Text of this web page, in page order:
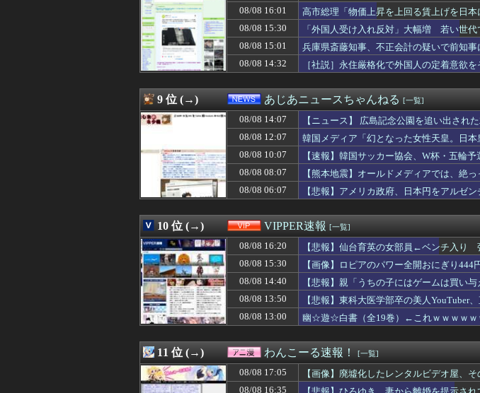
08/08 16:29
軽自動車に”軽油”を入れちゃ絶対ダメ～！ セルフスタ
08/08 16:29
【巨人対ヤクルト18回戦】巨人・浦田、3回裏1アウト
08/08 16:28
【悲報】ワンピースの原作者、尾田栄一郎先生51歳「あ
08/08 16:26
山口ホームラン狙いすぎて悪い癖出ちゃってない？
08/08 16:25
ヘンタイがいたんだけど兄貴じゃないよね
08/08 16:25
ああ…ついに20年目でビルトインガスコンロの火がつか
08/08 16:25
【悲報】生挿入にビビってる女多すぎだろｗｗｗｗｗｗ
08/08 16:25
チェンソーマン2部のこのキャラ何だったの…？ 何を伝
08/08 16:25
当然4強もだろ 〜 日本人主審も該当か 韓国サッカー
【ジエンゴ】巨人、3回裏1アウト満塁から竹丸が押し
【悲報】韓国サッカー協会に性接待疑惑、「Jリーグの
08/08 16:21
MDL｢秋葉原店オープン記念！キーボード900台･マウス
08/08 16:20
【悲報】仙台育英の女部員←ベンチ入り 強豪校のジャ
08/08 16:19
【エヴァンゲリオン】ロボ道「エヴァンゲリオン弐号機
08/08 16:19
大谷ドジャースがサヨナラ負けで7連敗！←「佐々木朗
08/08 16:16
【悲報】米卸・木徳神糧、経常利益が前年同期比84.1％
08/08 16:15
阪神タイガース、得失点差+58で貯金12
08/08 16:15
子育てママ達の「勉強って必要？」にモヤモヤ。その
08/08 16:12
【悲報】ドン・キホーテ、『悲惨な状態』になってしま
08/08 16:12
【巨人対ヤクルト18回戦】巨人、3回裏無死二三塁から
08/08 16:12
嫁の手作りのベビー用品を父が他人にプレゼント。許
08/08 16:11
外国人「東京で謎の動物を見たんだけどコイツの正体分
08/08 16:10
【ウマ娘】「もう来週」 なんで今回のLOHこんな早い
08/08 16:10
【急増】「外国人受け入れ反対」56.3％に わずか2年
08/08 16:10
【画像】美人レースクイーンの透け透けぽっちゃり腹、
08/08 16:10
【画像】女子さん、ヌードデッサンでチ〇コをガン見し
08/08 16:10
お前らずっと「今PC買うのは時期が悪い」って言って
08/08 16:10
左翼市民団体、広島では通用せず「人殺しの汚い足で広
08/08 16:01
高市総理「物価上昇を上回る賃上げを日
08/08 15:30
「外国人受け入れ反対」大幅増 若い世代
08/08 15:01
兵庫県斎藤知事、不正会計の疑いで前知
08/08 14:32
［社説］永住厳格化で外国人の定着意欲を
9 位 (→) あじあニュースちゃんねる [一覧]
08/08 14:07
【ニュース】 広島記念公園を追い出され
08/08 12:07
韓国メディア「幻となった女性天皇。日
08/08 10:07
【速報】韓国サッカー協会、W杯・五輪
08/08 08:07
【熊本地震】オールドメディアでは、絶
08/08 06:07
【悲報】アメリカ政府、日本円をアルゼ
10 位 (→) VIPPER速報 [一覧]
08/08 16:20
【悲報】仙台育英の女部員←ベンチ入り
08/08 15:30
【画像】ロピアのパワー全開おにぎり444
08/08 14:40
【悲報】親「うちの子にはゲームは買い
08/08 13:50
【悲報】東科大医学部卒の美人YouTuber
08/08 13:00
幽☆遊☆白書（全19巻）←これｗｗｗｗｗ
11 位 (→) わんこーる速報！ [一覧]
08/08 17:05
【画像】廃墟化したレンタルビデオ屋、
08/08 16:35